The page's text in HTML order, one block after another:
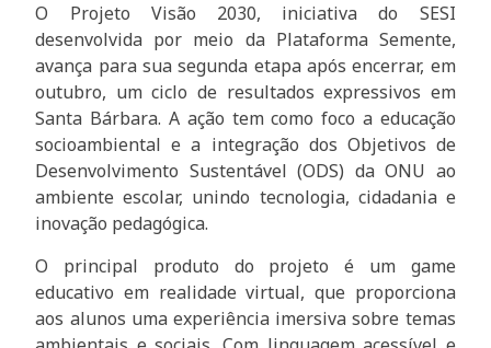
O Projeto Visão 2030, iniciativa do SESI
desenvolvida por meio da Plataforma Semente,
avança para sua segunda etapa após encerrar, em
outubro, um ciclo de resultados expressivos em
Santa Bárbara. A ação tem como foco a educação
socioambiental e a integração dos Objetivos de
Desenvolvimento Sustentável (ODS) da ONU ao
ambiente escolar, unindo tecnologia, cidadania e
inovação pedagógica.
O principal produto do projeto é um game
educativo em realidade virtual, que proporciona
aos alunos uma experiência imersiva sobre temas